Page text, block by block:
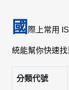
國 際上常用
統能幫你快速
分類代號